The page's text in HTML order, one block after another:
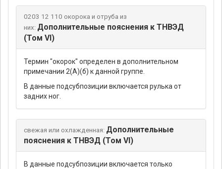
0203 12 110 окорока и отруба из
них: Дополнительные пояснения к ТНВЭД
(Том VI)
Термин "окорок" определен в дополнительном
примечании 2(А)(б) к данной группе.
В данные подсубпозиции включается рулька от
задних ног.
свежая или охлажденная: Дополнительные
пояснения к ТНВЭД (Том VI)
В данные подсубпозиции включается только